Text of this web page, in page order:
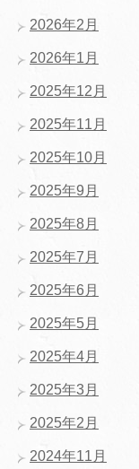
2026年2月
2026年1月
2025年12月
2025年11月
2025年10月
2025年9月
2025年8月
2025年7月
2025年6月
2025年5月
2025年4月
2025年3月
2025年2月
2024年11月